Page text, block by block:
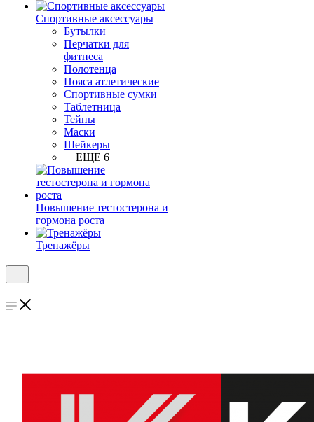
Спортивные аксессуары
Бутылки
Перчатки для
фитнеса
Полотенца
Пояса атлетические
Спортивные сумки
Таблетница
Тейпы
Маски
Шейкеры
+ ЕЩЕ 6
Повышение тестостерона и
гормона роста
Тренажёры